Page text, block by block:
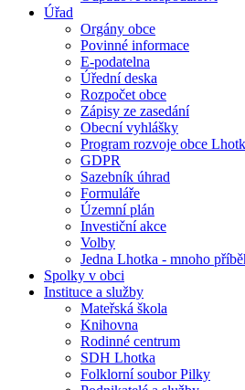
Úřad
Orgány obce
Povinné informace
E-podatelna
Úřední deska
Rozpočet obce
Zápisy ze zasedání
Obecní vyhlášky
Program rozvoje obce
GDPR
Sazebník úhrad
Formuláře
Územní plán
Investiční akce
Volby
Jedna Lhotka - mnoho
Spolky v obci
Instituce a služby
Mateřská škola
Knihovna
Rodinné centrum
SDH Lhotka
Folklorní soubor Pilky